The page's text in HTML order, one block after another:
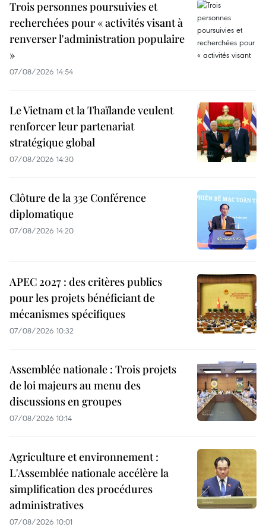
Trois personnes poursuivies et
recherchées pour « activités visant à
renverser l'administration populaire
»
07/08/2026 14:54
Le Vietnam et la Thaïlande veulent
renforcer leur partenariat
stratégique global
07/08/2026 14:30
Clôture de la 33e Conférence
diplomatique
07/08/2026 14:20
APEC 2027 : des critères publics
pour les projets bénéficiant de
mécanismes spécifiques
07/08/2026 10:32
Assemblée nationale : Trois projets
de loi majeurs au menu des
discussions en groupes
07/08/2026 10:14
Agriculture et environnement :
L'Assemblée nationale accélère la
simplification des procédures
administratives
07/08/2026 10:01